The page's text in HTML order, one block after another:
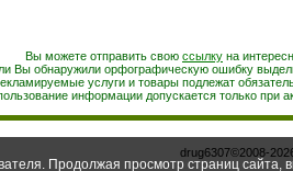
Вы можете отправить свою ссылку на
Вы обнаружили орфографическую ошибку
услуги и товары подлежат
информации допускается только при
drug6307©2008-
Продолжая просмотр страниц сайта,